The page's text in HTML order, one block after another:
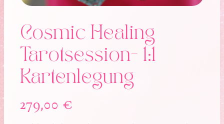
Cosmic Healing
Tarotsession- 1:1
Kartenlegung
279,00 €